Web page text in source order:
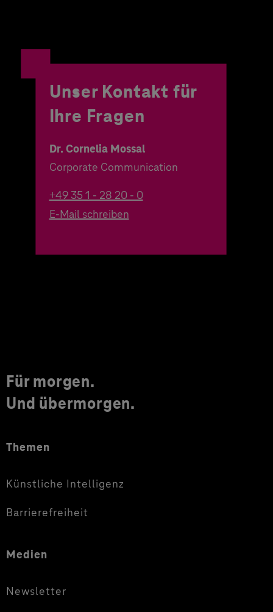
Unser Kontakt für
Ihre Fragen
Dr. Cornelia Mossal
Corporate Communication
+49 35 1 - 28 20 - 0
E-Mail schreiben
Für morgen.
Und übermorgen.
Themen
Künstliche Intelligenz
Barrierefreiheit
Medien
Newsletter